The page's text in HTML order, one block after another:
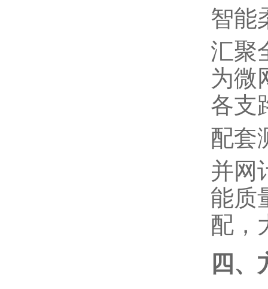
智能
汇聚
为微
各支
配套
并网
能质
配，
四、